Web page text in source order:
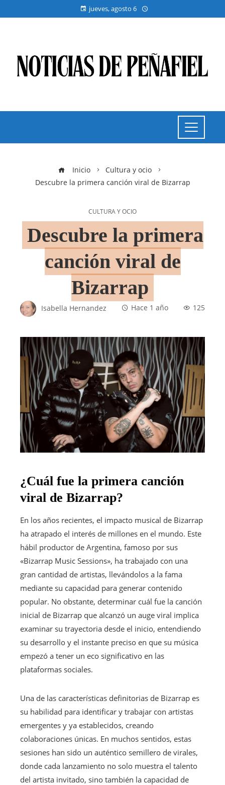
jueves, agosto 6
Inicio
Cultura y ocio
Descubre la primera canción viral de Bizarrap
CULTURA Y OCIO
Descubre la primera
canción viral de
Bizarrap
Isabella Hernandez Hace 1 año 125
¿Cuál fue la primera canción
viral de Bizarrap?
En los años recientes, el impacto musical de Bizarrap
ha atrapado el interés de millones en el mundo. Este
hábil productor de Argentina, famoso por sus
«Bizarrap Music Sessions», ha trabajado con una
gran cantidad de artistas, llevándolos a la fama
mediante su capacidad para generar contenido
popular. No obstante, determinar cuál fue la canción
inicial de Bizarrap que alcanzó un auge viral implica
examinar su trayectoria desde el inicio, entendiendo
su desarrollo y el instante preciso en que su música
empezó a tener un eco significativo en las
plataformas sociales.
Una de las características definitorias de Bizarrap es
su habilidad para identificar y trabajar con artistas
emergentes y ya establecidos, creando
colaboraciones únicas. En muchos sentidos, estas
sesiones han sido un auténtico semillero de virales,
donde cada lanzamiento no solo muestra el talento
del artista invitado, sino también la capacidad de